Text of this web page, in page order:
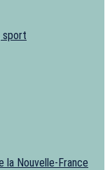
sport
la Nouvelle-France